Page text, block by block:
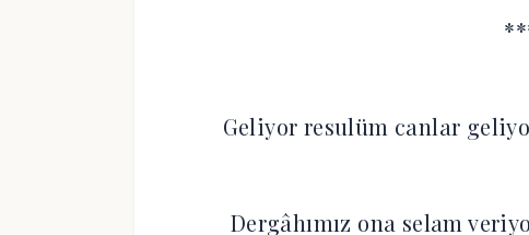
Geliyor resulüm canlar
Dergâhımız ona selam